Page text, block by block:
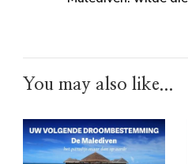
You may also like...